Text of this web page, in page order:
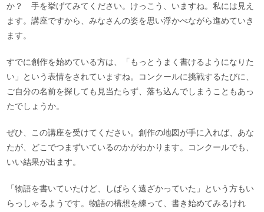
か？ 手を挙げてみてください。けっこう、いますね。私には見え
ます。講座ですから、みなさんの姿を思い浮かべながら進めていき
ます。
すでに創作を始めている方は、「もっとうまく書けるようになりた
い」という表情をされていますね。コンクールに挑戦するたびに、
ご自分の名前を探しても見当たらず、落ち込んでしまうこともあっ
たでしょうか。
ぜひ、この講座を受けてください。創作の地図が手に入れば、あな
たが、どこでつまずいているのかがわかります。コンクールでも、
いい結果が出ます。
「物語を書いていたけど、しばらく遠ざかっていた」という方もい
らっしゃるようです。物語の構想を練って、書き始めてみるけれ